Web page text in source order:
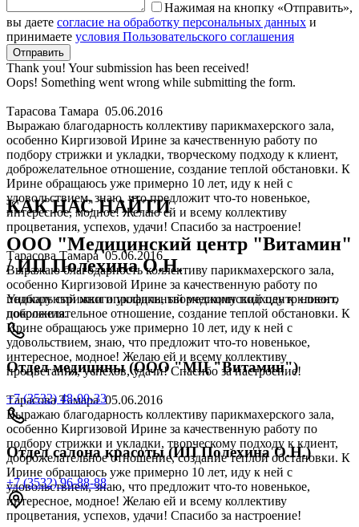
Нажимая на кнопку «Отправить»,
вы даете согласие на обработку персональных данных и
принимаете условия Пользовательского соглашения
Thank you! Your submission has been received!
Oops! Something went wrong while submitting the form.
Тарасова Тамара 05.06.2016
Выражаю благодарность коллективу парикмахерского зала,
особенно Киргизовой Ирине за качественную работу по
подбору стрижки и укладки, творческому подходу к клиент,
доброжелательное отношение, создание теплой обстановки. К
Ирине обращаюсь уже примерно 10 лет, иду к ней с
удовольствием, знаю, что предложит что-то новенькое,
интересное, модное! Желаю ей и всему коллективу
процветания, успехов, удачи! Спасибо за настроение!
Тарасова Тамара05.06.2016
Выражаю благодарность коллективу парикмахерского зала,
особенно Киргизовой Ирине за качественную работу по
подбору стрижки и укладки, творческому подходу к клиент,
доброжелательное отношение, создание теплой обстановки. К
Ирине обращаюсь уже примерно 10 лет, иду к ней с
удовольствием, знаю, что предложит что-то новенькое,
интересное, модное! Желаю ей и всему коллективу
процветания, успехов, удачи! Спасибо за настроение!
Тарасова Тамара05.06.2016
Выражаю благодарность коллективу парикмахерского зала,
особенно Киргизовой Ирине за качественную работу по
подбору стрижки и укладки, творческому подходу к клиент,
доброжелательное отношение, создание теплой обстановки. К
Ирине обращаюсь уже примерно 10 лет, иду к ней с
удовольствием, знаю, что предложит что-то новенькое,
интересное, модное! Желаю ей и всему коллективу
процветания, успехов, удачи! Спасибо за настроение!
фотогалерея
Фотографии
КАК НАС НАЙТИ
ООО "Медицинский центр "Витамин"
/ ИП Полехина О.Н.
Уникальный многопрофильный медицинский центр нового
поколения.
Отдел медицины (ООО "МЦ "Витамин")
+7 (3532) 48-00-33
Отдел салона красоты (ИП Полехина О.Н.)
+7 (3532) 96-88-88